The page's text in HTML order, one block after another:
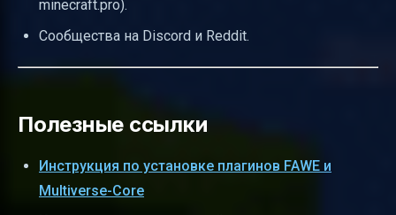
minecraft.pro).
Сообщества на Discord и Reddit.
Полезные ссылки
Инструкция по установке плагинов FAWE и
Multiverse-Core